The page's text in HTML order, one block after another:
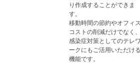
り作成することができま
す。
移動時間の節約やオフィ
コストの削減だけでなく
感染症対策としてのテレ
ークにもご活用いただけ
機能です。​​